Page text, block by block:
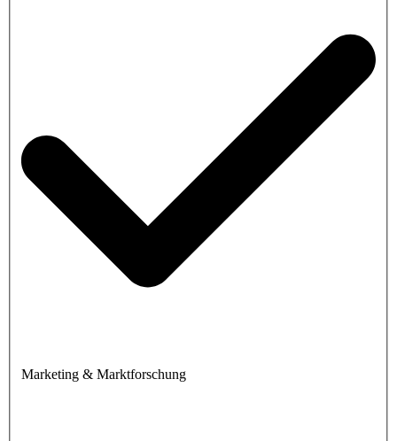
Marketing & Marktforschung